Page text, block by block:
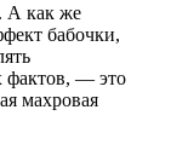
А как же
бабочки,
фактов, — это
махровая